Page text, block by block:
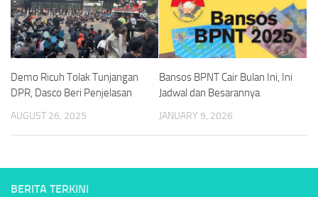
Demo Ricuh Tolak Tunjangan
DPR, Dasco Beri Penjelasan
AUGUST 26, 2025
Bansos BPNT Cair Bulan Ini, Ini
Jadwal dan Besarannya
JANUARY 9, 2026
BERITA TERKINI